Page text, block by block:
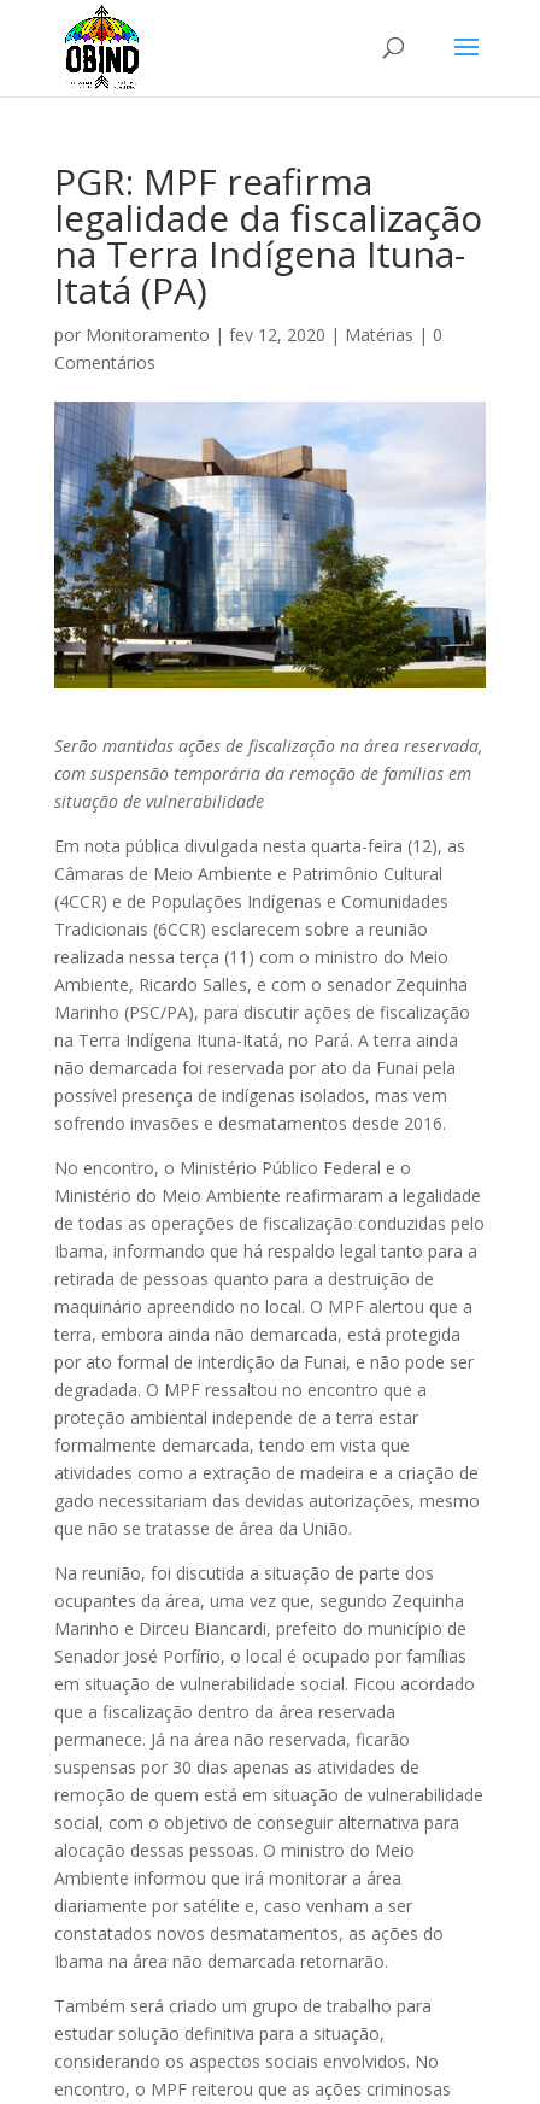
PGR: MPF reafirma
legalidade da fiscalização
na Terra Indígena Ituna-
Itatá (PA)
por Monitoramento | fev 12, 2020 | Matérias | 0
Comentários
Serão mantidas ações de fiscalização na área reservada,
com suspensão temporária da remoção de famílias em
situação de vulnerabilidade
Em nota pública divulgada nesta quarta-feira (12), as
Câmaras de Meio Ambiente e Patrimônio Cultural
(4CCR) e de Populações Indígenas e Comunidades
Tradicionais (6CCR) esclarecem sobre a reunião
realizada nessa terça (11) com o ministro do Meio
Ambiente, Ricardo Salles, e com o senador Zequinha
Marinho (PSC/PA), para discutir ações de fiscalização
na Terra Indígena Ituna-Itatá, no Pará. A terra ainda
não demarcada foi reservada por ato da Funai pela
possível presença de indígenas isolados, mas vem
sofrendo invasões e desmatamentos desde 2016.
No encontro, o Ministério Público Federal e o
Ministério do Meio Ambiente reafirmaram a legalidade
de todas as operações de fiscalização conduzidas pelo
Ibama, informando que há respaldo legal tanto para a
retirada de pessoas quanto para a destruição de
maquinário apreendido no local. O MPF alertou que a
terra, embora ainda não demarcada, está protegida
por ato formal de interdição da Funai, e não pode ser
degradada. O MPF ressaltou no encontro que a
proteção ambiental independe de a terra estar
formalmente demarcada, tendo em vista que
atividades como a extração de madeira e a criação de
gado necessitariam das devidas autorizações, mesmo
que não se tratasse de área da União.
Na reunião, foi discutida a situação de parte dos
ocupantes da área, uma vez que, segundo Zequinha
Marinho e Dirceu Biancardi, prefeito do município de
Senador José Porfírio, o local é ocupado por famílias
em situação de vulnerabilidade social. Ficou acordado
que a fiscalização dentro da área reservada
permanece. Já na área não reservada, ficarão
suspensas por 30 dias apenas as atividades de
remoção de quem está em situação de vulnerabilidade
social, com o objetivo de conseguir alternativa para
alocação dessas pessoas. O ministro do Meio
Ambiente informou que irá monitorar a área
diariamente por satélite e, caso venham a ser
constatados novos desmatamentos, as ações do
Ibama na área não demarcada retornarão.
Também será criado um grupo de trabalho para
estudar solução definitiva para a situação,
considerando os aspectos sociais envolvidos. No
encontro, o MPF reiterou que as ações criminosas